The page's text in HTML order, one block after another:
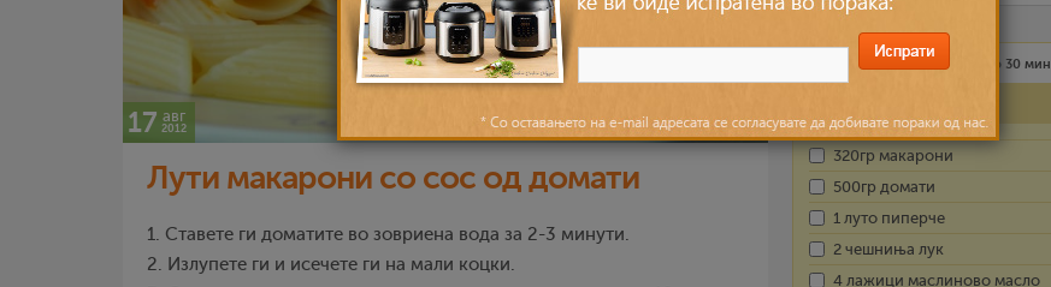
17 авг
2012
Лути макарони со сос од домати
1. Ставете ги доматите во зовриена вода за 2-3 минути.
2. Излупете ги и исечете ги на мали коцки.
Лесно 4 лица до 30 мин
320гр макарони
500гр домати
1 луто пиперче
2 чешниња лук
4 лажици маслиново масло